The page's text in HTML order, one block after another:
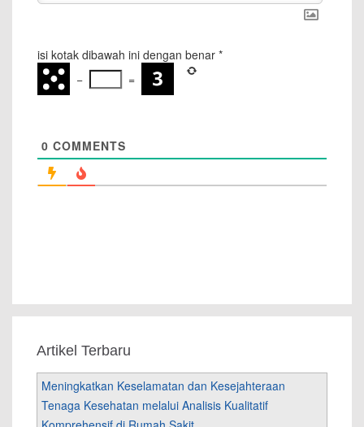
isi kotak dibawah ini dengan benar *
−
=
0 COMMENTS
Artikel Terbaru
Meningkatkan Keselamatan dan Kesejahteraan
Tenaga Kesehatan melalui Analisis Kualitatif